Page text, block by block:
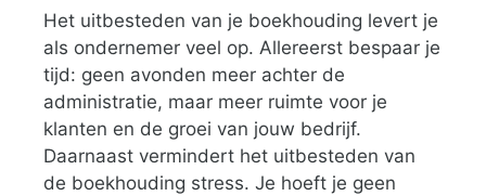
Het uitbesteden van je boekhouding levert je
als ondernemer veel op. Allereerst bespaar je
tijd: geen avonden meer achter de
administratie, maar meer ruimte voor je
klanten en de groei van jouw bedrijf.
Daarnaast vermindert het uitbesteden van
de boekhouding stress. Je hoeft je geen